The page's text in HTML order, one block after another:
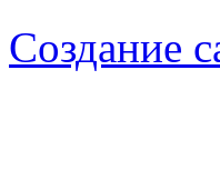
Создание